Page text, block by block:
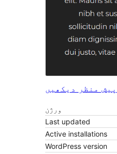
پیش منظر دیکھیں
ورژن
Last updated
Active installations
WordPress version